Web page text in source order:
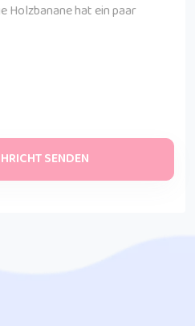
Holzbanane hat ein paar
SENDEN